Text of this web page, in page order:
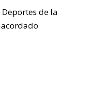
de la